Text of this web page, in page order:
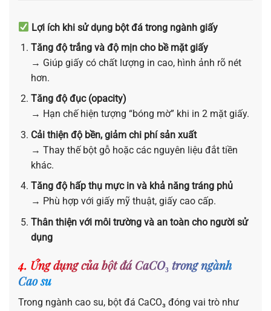
Lợi ích khi sử dụng bột đá trong ngành giấy
Tăng độ trắng và độ mịn cho bề mặt giấy
→ Giúp giấy có chất lượng in cao, hình ảnh rõ nét
hơn.
Tăng độ đục (opacity)
→ Hạn chế hiện tượng “bóng mờ” khi in 2 mặt giấy.
Cải thiện độ bền, giảm chi phí sản xuất
→ Thay thế bột gỗ hoặc các nguyên liệu đắt tiền
khác.
Tăng độ hấp thụ mực in và khả năng tráng phủ
→ Phù hợp với giấy mỹ thuật, giấy cao cấp.
Thân thiện với môi trường và an toàn cho người sử
dụng
4. Ứng dụng của bột đá CaCO₃ trong ngành
Cao su
Trong ngành cao su, bột đá CaCO₃ đóng vai trò như